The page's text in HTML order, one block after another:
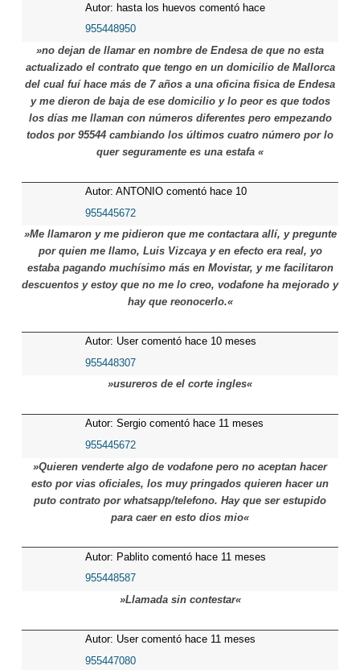
Autor: hasta los huevos comentó hace
10 meses
955448950
»no dejan de llamar en nombre de Endesa de que no esta
actualizado el contrato que tengo en un domicilio de Mallorca
del cual fuí hace más de 7 años a una oficina fisica de Endesa
y me dieron de baja de ese domicilio y lo peor es que todos
los días me llaman con números diferentes pero empezando
todos por 95544 cambiando los últimos cuatro número por lo
quer seguramente es una estafa «
Autor: ANTONIO comentó hace 10
meses
955445672
»Me llamaron y me pidieron que me contactara allí, y pregunte
por quien me llamo, Luis Vizcaya y en efecto era real, yo
estaba pagando muchísimo más en Movistar, y me facilitaron
descuentos y estoy que no me lo creo, vodafone ha mejorado y
hay que reonocerlo.«
Autor: User comentó hace 10 meses
955448307
»usureros de el corte ingles«
Autor: Sergio comentó hace 11 meses
955445672
»Quieren venderte algo de vodafone pero no aceptan hacer
esto por vias oficiales, los muy pringados quieren hacer un
puto contrato por whatsapp/telefono. Hay que ser estupido
para caer en esto dios mio«
Autor: Pablito comentó hace 11 meses
955448587
»Llamada sin contestar«
Autor: User comentó hace 11 meses
955447080